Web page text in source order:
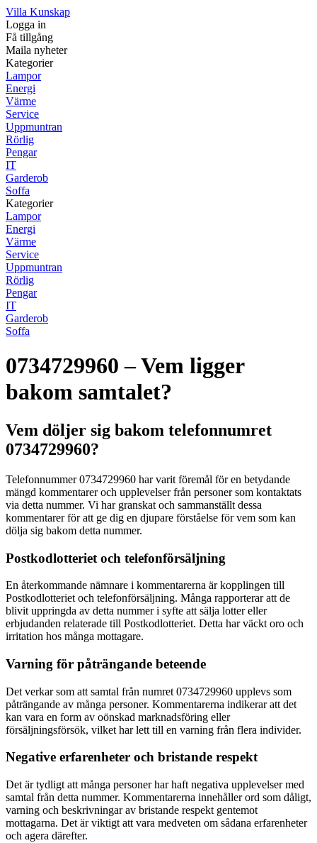
Villa Kunskap
Logga in
Få tillgång
Maila nyheter
Kategorier
Lampor
Energi
Värme
Service
Uppmuntran
Rörlig
Pengar
IT
Garderob
Soffa
Kategorier
Lampor
Energi
Värme
Service
Uppmuntran
Rörlig
Pengar
IT
Garderob
Soffa
0734729960 – Vem ligger
bakom samtalet?
Vem döljer sig bakom telefonnumret
0734729960?
Telefonnummer 0734729960 har varit föremål för en betydande
mängd kommentarer och upplevelser från personer som kontaktats
via detta nummer. Vi har granskat och sammanställt dessa
kommentarer för att ge dig en djupare förståelse för vem som kan
dölja sig bakom detta nummer.
Postkodlotteriet och telefonförsäljning
En återkommande nämnare i kommentarerna är kopplingen till
Postkodlotteriet och telefonförsäljning. Många rapporterar att de
blivit uppringda av detta nummer i syfte att sälja lotter eller
erbjudanden relaterade till Postkodlotteriet. Detta har väckt oro och
irritation hos många mottagare.
Varning för påträngande beteende
Det verkar som att samtal från numret 0734729960 upplevs som
påträngande av många personer. Kommentarerna indikerar att det
kan vara en form av oönskad marknadsföring eller
försäljningsförsök, vilket har lett till en varning från flera individer.
Negative erfarenheter och bristande respekt
Det är tydligt att många personer har haft negativa upplevelser med
samtal från detta nummer. Kommentarerna innehåller ord som dåligt,
varning och beskrivningar av bristande respekt gentemot
mottagarna. Det är viktigt att vara medveten om sådana erfarenheter
och agera därefter.